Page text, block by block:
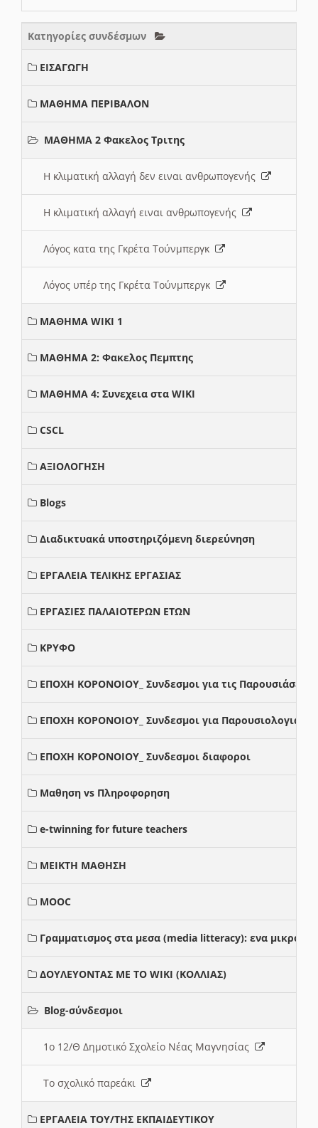
Κατηγορίες συνδέσμων
ΕΙΣΑΓΩΓΗ
ΜΑΘΗΜΑ ΠΕΡΙΒΑΛΟΝ
ΜΑΘΗΜΑ 2 Φακελος Τριτης
Η κλιματική αλλαγή δεν ειναι ανθρωπογενής
Η κλιματική αλλαγή ειναι ανθρωπογενής
Λόγος κατα της Γκρέτα Τούνμπεργκ
Λόγος υπέρ της Γκρέτα Τούνμπεργκ
ΜΑΘΗΜΑ WIKI 1
ΜΑΘΗΜΑ 2: Φακελος Πεμπτης
ΜΑΘΗΜΑ 4: Συνεχεια στα WIKI
CSCL
ΑΞΙΟΛΟΓΗΣΗ
Blogs
Διαδικτυακά υποστηριζόμενη διερεύνηση
ΕΡΓΑΛΕΙΑ ΤΕΛΙΚΗΣ ΕΡΓΑΣΙΑΣ
ΕΡΓΑΣΙΕΣ ΠΑΛΑΙΟΤΕΡΩΝ ΕΤΩΝ
ΚΡΥΦΟ
ΕΠΟΧΗ ΚΟΡΟΝΟΙΟΥ_ Συνδεσμοι για τις Παρουσιάσεις
ΕΠΟΧΗ ΚΟΡΟΝΟΙΟΥ_ Συνδεσμοι για Παρουσιολογια
ΕΠΟΧΗ ΚΟΡΟΝΟΙΟΥ_ Συνδεσμοι διαφοροι
Μαθηση vs Πληροφορηση
e-twinning for future teachers
ΜΕΙΚΤΗ ΜΑΘΗΣΗ
MOOC
Γραμματισμος στα μεσα (media litteracy): ενα μικρο
ΔΟΥΛΕΥΟΝΤΑΣ ΜΕ ΤΟ WIKI (ΚΟΛΛΙΑΣ)
Blog-σύνδεσμοι
1ο 12/Θ Δημοτικό Σχολείο Νέας Μαγνησίας
Το σχολικό παρεάκι
ΕΡΓΑΛΕΙΑ ΤΟΥ/ΤΗΣ ΕΚΠΑΙΔΕΥΤΙΚΟΥ